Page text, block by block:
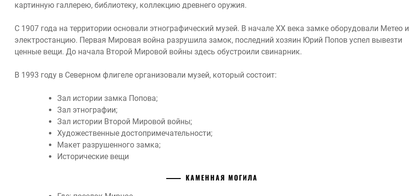
картинную галлерею, библиотеку, коллекцию древнего оружия.
С 1907 года на территории основали этнографический музей. В начале ХХ века замке оборудовали Метео и
электростанцию. Первая Мировая война разрушила замок, последний хозяин Юрий Попов успел вывезти
ценные вещи. До начала Второй Мировой войны здесь обустроили свинарник.
В 1993 году в Северном флигеле организовали музей, который состоит:
Зал истории замка Попова;
Зал этнографии;
Зал истории Второй Мировой войны;
Художественные достопримечательности;
Макет разрушенного замка;
Исторические вещи
КАМЕННАЯ МОГИЛА